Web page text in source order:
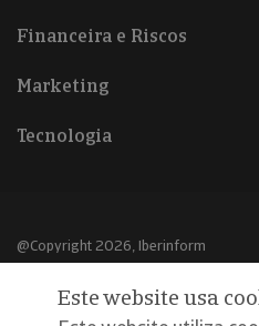
Financeira e Riscos
Marketing
Tecnologia
@Copyright 2026, Iberinform
Aviso legalEste website usa